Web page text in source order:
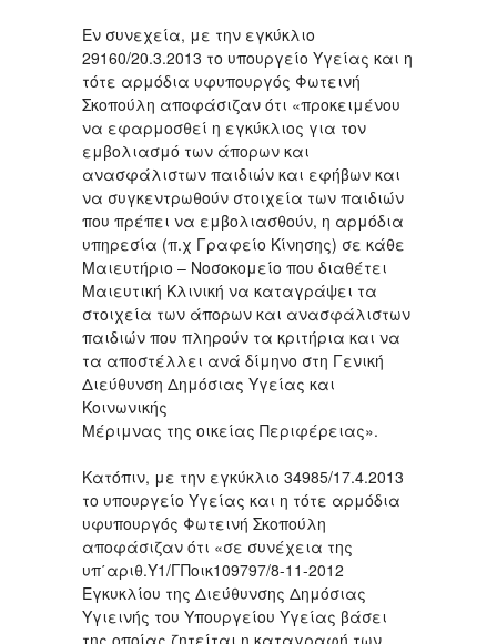
Εν συνεχεία, με την εγκύκλιο
29160/20.3.2013 το υπουργείο Υγείας και η
τότε αρμόδια υφυπουργός Φωτεινή
Σκοπούλη αποφάσιζαν ότι «προκειμένου
να εφαρμοσθεί η εγκύκλιος για τον
εμβολιασμό των άπορων και
ανασφάλιστων παιδιών και εφήβων και
να συγκεντρωθούν στοιχεία των παιδιών
που πρέπει να εμβολιασθούν, η αρμόδια
υπηρεσία (π.χ Γραφείο Κίνησης) σε κάθε
Μαιευτήριο – Νοσοκομείο που διαθέτει
Μαιευτική Κλινική να καταγράψει τα
στοιχεία των άπορων και ανασφάλιστων
παιδιών που πληρούν τα κριτήρια και να
τα αποστέλλει ανά δίμηνο στη Γενική
Διεύθυνση Δημόσιας Υγείας και
Κοινωνικής
Μέριμνας της οικείας Περιφέρειας».
Κατόπιν, με την εγκύκλιο 34985/17.4.2013
το υπουργείο Υγείας και η τότε αρμόδια
υφυπουργός Φωτεινή Σκοπούλη
αποφάσιζαν ότι «σε συνέχεια της
υπ΄αριθ.Y1/ΓΠοικ109797/8-11-2012
Εγκυκλίου της Διεύθυνσης Δημόσιας
Υγιεινής του Υπουργείου Υγείας βάσει
της οποίας ζητείται η καταγραφή των